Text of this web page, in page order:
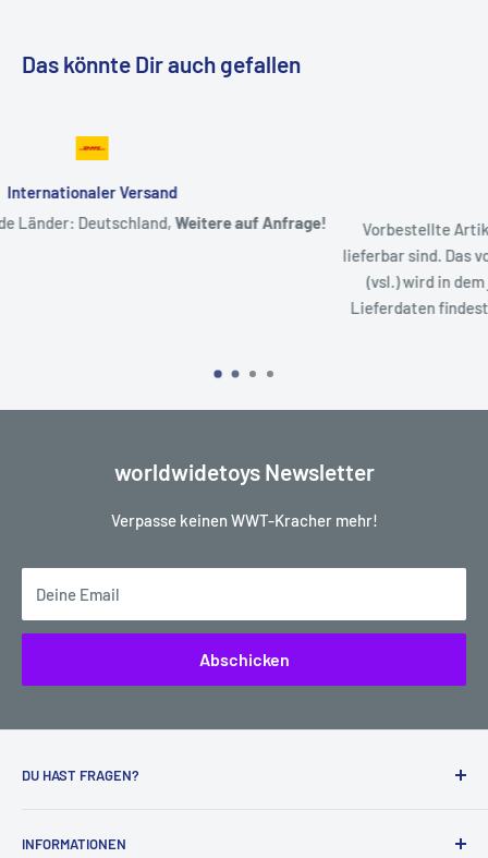
Das könnte Dir auch gefallen
Artikel auf Vorbestellung
Vorbestellte Artikel (Pre-Sales) werden versendet, sobald Sie
lieferbar sind. Das voraussichtlich erwartete
(vsl.) wird in dem jeweiligen Artikel angezeigt. Eine Liste der
Lieferdaten findest du auf unserer hierfür eingerichteten
worldwidetoys Newsletter
Verpasse keinen WWT-Kracher mehr!
Deine Email
Abschicken
DU HAST FRAGEN?
INFORMATIONEN